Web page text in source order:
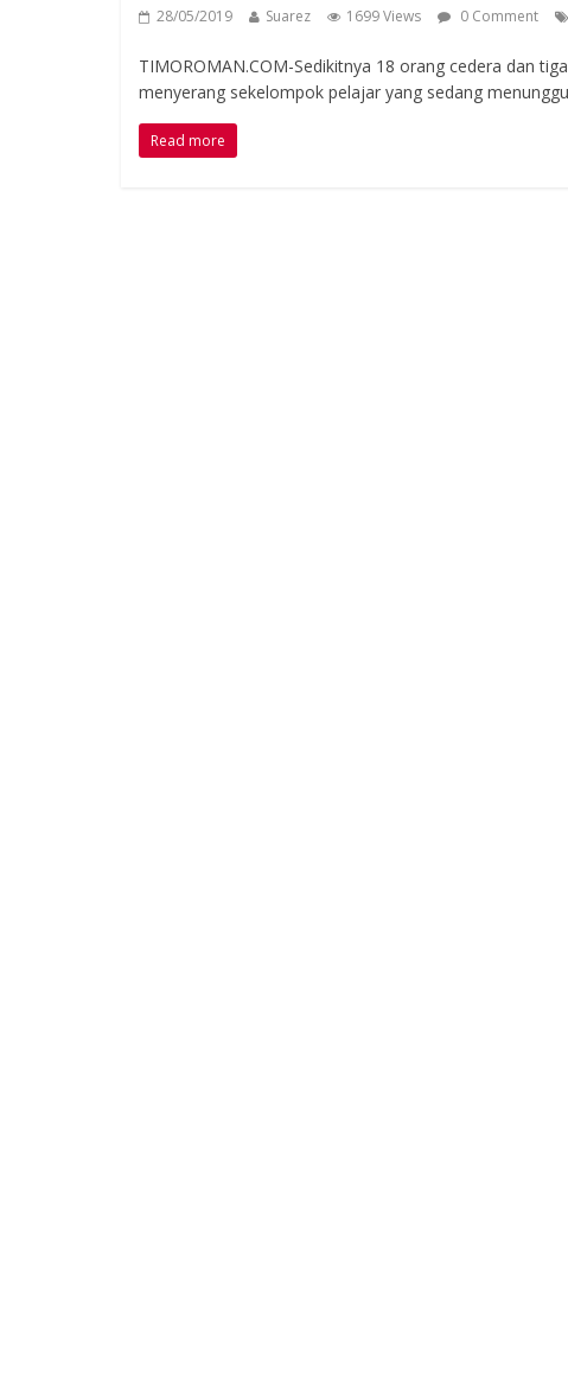
28/05/2019 Suarez 1699 Views 0 Comment
TIMOROMAN.COM-Sedikitnya 18 orang cedera dan
menyerang sekelompok pelajar yang sedang menunggu
Read more